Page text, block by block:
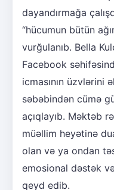
dayandırmağa
“hücumun bütün
vurğulanıb. Bella
Facebook
icmasının üzvlərini
səbəbindən cümə
açıqlayıb. Məktəb
müəllim heyətinə
olan və ya ondan
emosional dəstək
qeyd edib.